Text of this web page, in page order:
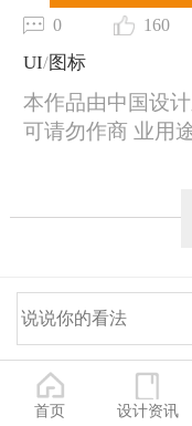
0 160
UI/图标
本作品由中国设计
可请勿作商 业用途
© 2014-2025 中国
深圳市中设网络科技有
地址：深圳龙华区布龙
首页 设计资讯